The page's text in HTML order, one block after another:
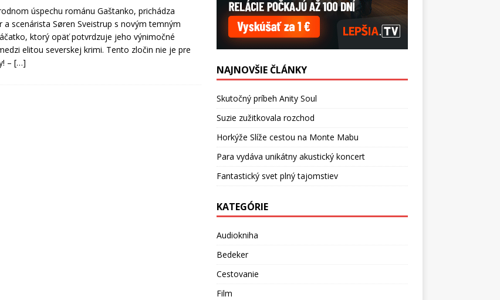
úspechu románu Gaštanko, prichádza
a scenárista Søren Sveistrup s novým temným
ktorý opäť potvrdzuje jeho výnimočné
elitou severskej krimi. Tento zločin nie je pre
– […]
NAJNOVŠIE ČLÁNKY
Skutočný príbeh Anity Soul
Suzie zužitkovala rozchod
Horkýže Slíže cestou na Monte Mabu
Para vydáva unikátny akustický koncert
Fantastický svet plný tajomstiev
KATEGÓRIE
Audiokniha
Bedeker
Cestovanie
Film